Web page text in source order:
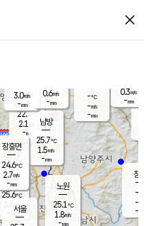
close
양주
22.7℃
2.1
-mm
-℃
-m/s
-mm
창
-
-m/
-
0.3m/s
-mm
은평
25.6℃
3.4 m/s
- mm
노원
25.1℃
1.8m/s
-mm
남방
25.7℃
1.5m/s
-mm
장흥면
24.6℃
2.7m/s
-mm
3.0m/s
-mm
서울
0.6m/s
-mm